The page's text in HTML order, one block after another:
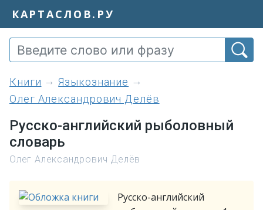
КАРТАСЛОВ.РУ
книги
Языкознание
Олег Александрович Делёв
Русско-английский рыболовный
словарь
Олег Александрович Делёв
Русско-английский